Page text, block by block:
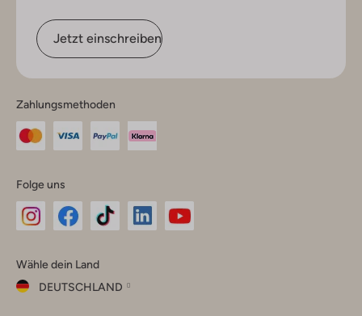
Jetzt einschreiben
Zahlungsmethoden
Folge uns
Instagram
Facebook
TikTok
Wähle dein Land
DEUTSCHLAND